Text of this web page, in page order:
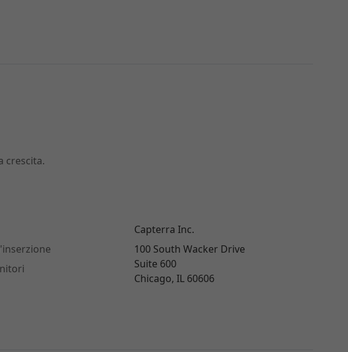
crescita.
Capterra Inc.
100 South Wacker Drive
Suite 600
Chicago, IL 60606